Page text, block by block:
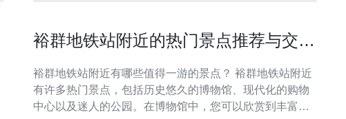
裕群地铁站附近的热门景点推荐与交通
裕群地铁站附近有哪些值得一游的景点？ 裕群地铁站附近
有许多热门景点，包括历史悠久的博物馆、现代化的购物
中心以及迷人的公园。在博物馆中，您可以欣赏到丰富的